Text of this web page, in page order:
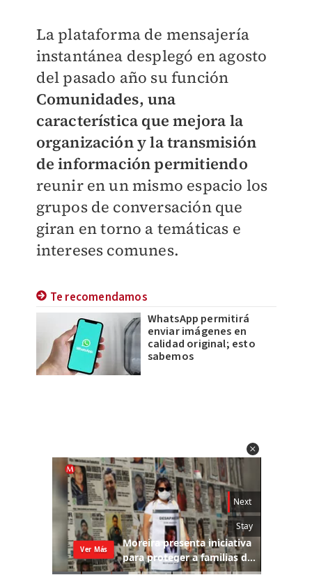
La plataforma de mensajería
instantánea desplegó en agosto
del pasado año su función
Comunidades, una
característica que mejora la
organización y la transmisión
de información permitiendo
reunir en un mismo espacio los
grupos de conversación que
giran en torno a temáticas e
intereses comunes.
Te recomendamos
WhatsApp permitirá
enviar imágenes en
calidad original; esto
sabemos